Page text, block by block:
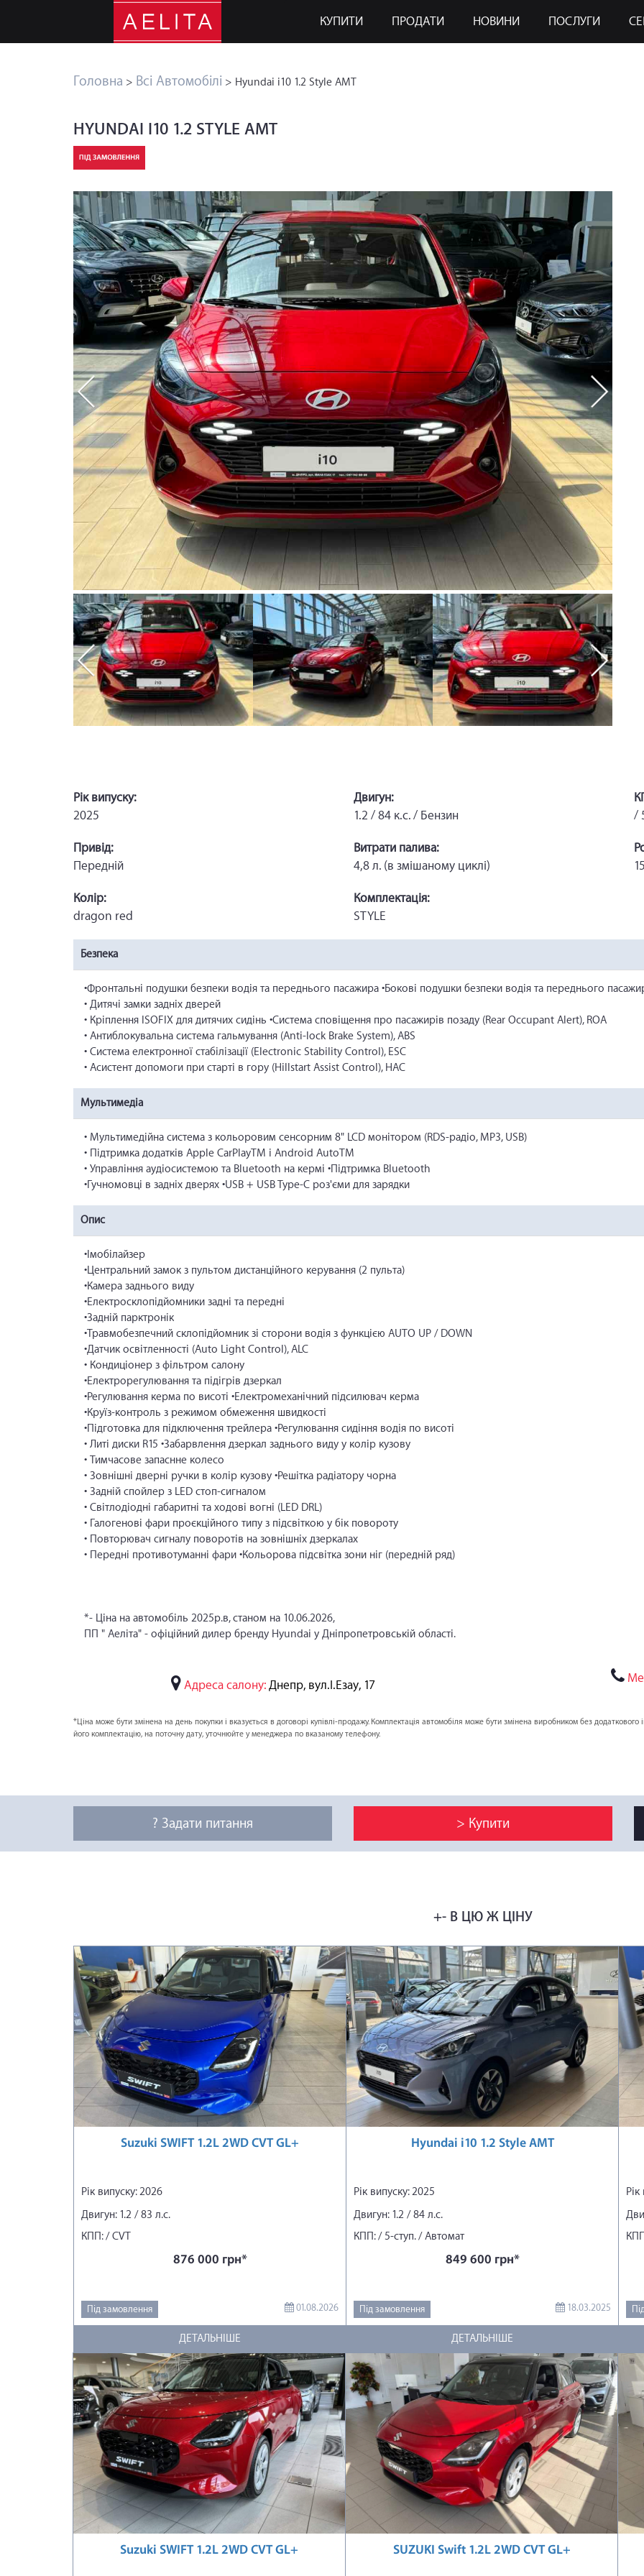
КУПИТИ ПРОДАТИ НОВИНИ ПОСЛУГИ
Головна > Всі Автомобілі > Hyundai i10 1.2 Style AMT
HYUNDAI I10 1.2 STYLE AMT
Рік випуску:
2025
Двигун:
1.2 / 84 к.с. / Бензин
/
Привід:
Передній
Витрати палива:
4,8 л. (в змішаному циклі)
Колір:
dragon red
Комплектація:
STYLE
Безпека
•Фронтальні подушки безпеки водія та переднього пасажира •Бокові подушки безпеки водія та переднього
• Дитячі замки задніх дверей
• Кріплення ISOFIX для дитячих сидінь •Система сповіщення про пасажирів позаду (Rear Occupant Alert), ROA
• Антиблокувальна система гальмування (Anti-lock Brake System), ABS
• Система електронної стабілізації (Electronic Stability Control), ESC
• Асистент допомоги при старті в гору (Hillstart Assist Control), HAC
Мультимедіа
• Мультимедійна система з кольоровим сенсорним 8" LCD монітором (RDS-радіо, MP3, USB)
• Підтримка додатків Apple CarPlayTM і Android AutoTM
• Управління аудіосистемою та Bluetooth на кермі •Підтримка Bluetooth
•Гучномовці в задніх дверях •USB + USB Type-C роз'єми для зарядки
Опис
•Імобілайзер
•Центральний замок з пультом дистанційного керування (2 пульта)
•Камера заднього виду
•Електросклопідйомники задні та передні
•Задній парктронік
•Травмобезпечний склопідйомник зі сторони водія з функцією AUTO UP / DOWN
•Датчик освітленності (Auto Light Control), ALC
• Кондиціонер з фільтром салону
•Електрорегулювання та підігрів дзеркал
•Регулювання керма по висоті •Електромеханічний підсилювач керма
•Круїз-контроль з режимом обмеження швидкості
•Підготовка для підключення трейлера •Регулювання сидіння водія по висоті
• Литі диски R15 •Забарвлення дзеркал заднього виду у колір кузову
• Тимчасове запаснне колесо
• Зовнішні дверні ручки в колір кузову •Решітка радіатору чорна
• Задній спойлер з LED стоп-сигналом
• Світлодіодні габаритні та ходові вогні (LED DRL)
• Галогенові фари проєкційного типу з підсвіткою у бік повороту
• Повторювач сигналу поворотів на зовнішніх дзеркалах
• Передні противотуманні фари •Кольорова підсвітка зони ніг (передній ряд)
*- Ціна на автомобіль 2025р.в, станом на 10.06.2026,
ПП " Аеліта" - офіційний дилер бренду Hyundai у Дніпропетровській області.
Адреса салону: Днепр, вул.І.Езау, 17
*Ціна може бути змінена на день покупки і вказується в договорі купівлі-продажу. Комплектація автомобіля може бути змінена виробником без додаткового
його комплектацію, на поточну дату, уточнюйте у менеджера по вказаному телефону.
? Задати питання > Купити
+- В ЦЮ Ж ЦІНУ
Suzuki SWIFT 1.2L 2WD CVT GL+
Рік випуску: 2026
Двигун: 1.2 / 83 л.с.
КПП: / CVT
876 000 грн*
Під замовлення 01.08.2026
ДЕТАЛЬНІШЕ
Hyundai i10 1.2 Style AMT
Рік випуску: 2025
Двигун: 1.2 / 84 л.с.
КПП: / 5-ступ. / Автомат
849 600 грн*
Під замовлення 18.03.2025
ДЕТАЛЬНІШЕ
Suzuki SWIFT 1.2L 2WD CVT GL+ SUZUKI Swift 1.2L 2WD CVT GL+